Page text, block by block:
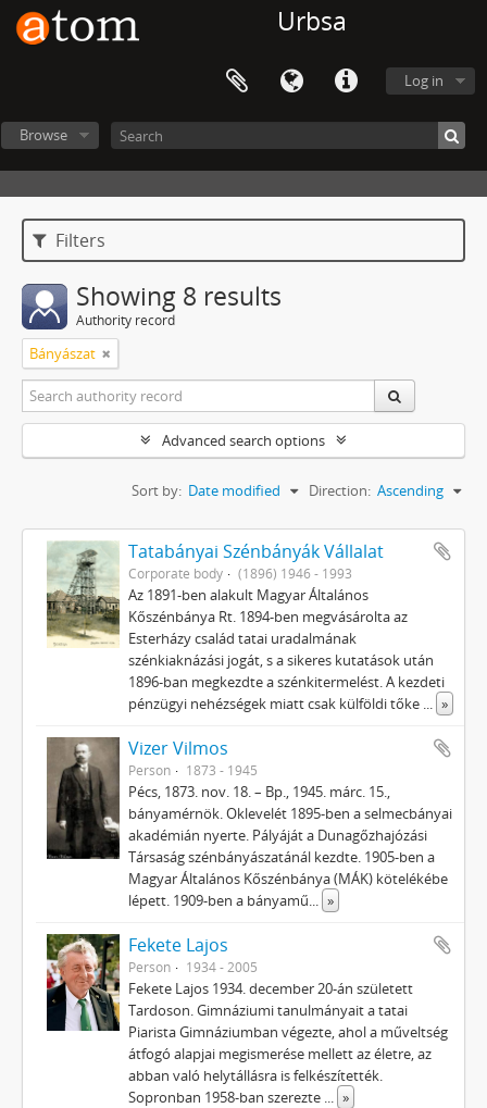
Urbsa
Log in
Browse
Filters
Showing 8 results
Authority record
Bányászat
Advanced search options
Sort by: Date modified Direction: Ascending
Tatabányai Szénbányák Vállalat
Corporate body (1896) 1946 - 1993
Az 1891-ben alakult Magyar Általános
Kőszénbánya Rt. 1894-ben megvásárolta az
Esterházy család tatai uradalmának
szénkiaknázási jogát, s a sikeres kutatások után
1896-ban megkezdte a szénkitermelést. A kezdeti
pénzügyi nehézségek miatt csak külföldi tőke ... »
Vizer Vilmos
Person 1873 - 1945
Pécs, 1873. nov. 18. – Bp., 1945. márc. 15.,
bányamérnök. Oklevelét 1895-ben a selmecbányai
akadémián nyerte. Pályáját a Dunagőzhajózási
Társaság szénbányászatánál kezdte. 1905-ben a
Magyar Általános Kőszénbánya (MÁK) kötelékébe
lépett. 1909-ben a bányamű... »
Fekete Lajos
Person 1934 - 2005
Fekete Lajos 1934. december 20-án született
Tardoson. Gimnáziumi tanulmányait a tatai
Piarista Gimnáziumban végezte, ahol a műveltség
átfogó alapjai megismerése mellett az életre, az
abban való helytállásra is felkészítették.
Sopronban 1958-ban szerezte ... »